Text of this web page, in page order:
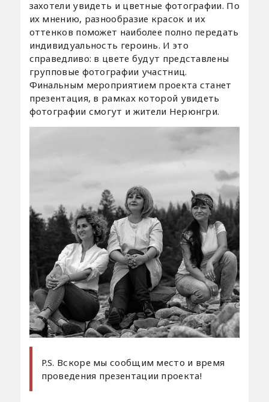
захотели увидеть и цветные фотографии. По
их мнению, разнообразие красок и их
оттенков поможет наиболее полно передать
индивидуальность героинь. И это
справедливо: в цвете будут представлены
групповые фотографии участниц.
Финальным мероприятием проекта станет
презентация, в рамках которой увидеть
фотографии смогут и жители Нерюнгри.
P.S. Вскоре мы сообщим место и время
проведения презентации проекта!